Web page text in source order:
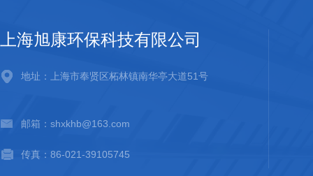
上海旭康环保科技有限公司
地址：上海市奉贤区柘林镇南华亭大道51号
邮箱：shxkhb@163.com
传真：86-021-39105745